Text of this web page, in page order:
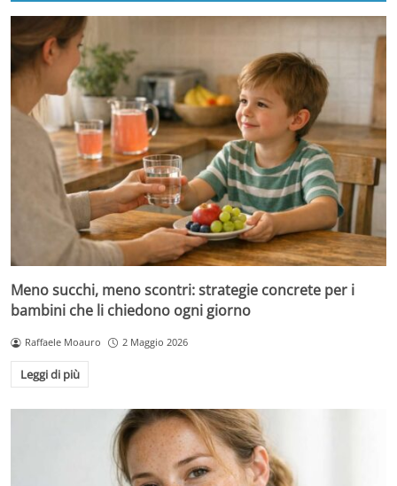
Meno succhi, meno scontri: strategie concrete per i
bambini che li chiedono ogni giorno
Raffaele Moauro 2 Maggio 2026
Leggi di più